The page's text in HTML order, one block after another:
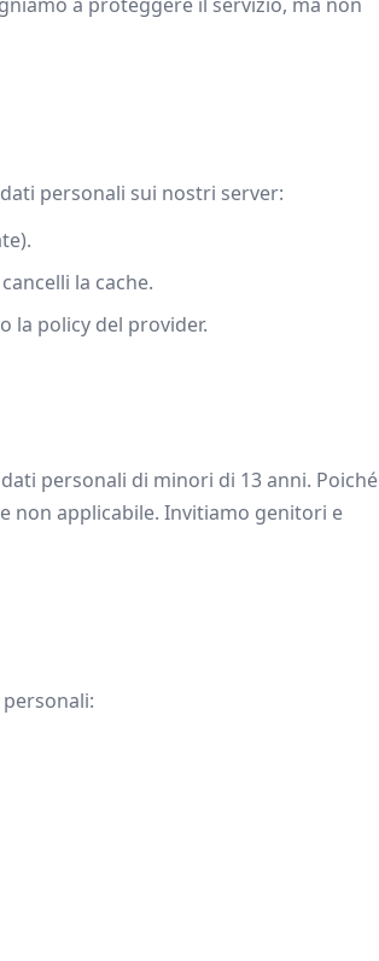
personali sui nostri server:
la cache.
la policy del provider.
personali di minori di 13 anni. Poiché
non applicabile. Invitiamo genitori e